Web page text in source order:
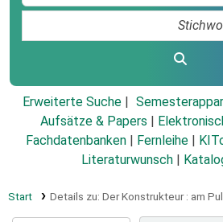
Erweiterte Suche
Aufsätze & Papers
Fachdatenbanken
Fernleihe
Literaturwunsch
Start Details zu: Der Konstrukteur : am